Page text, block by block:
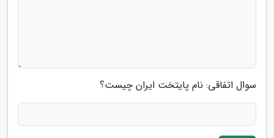
سوال اتفاقی: نام پایتخت ایران چیست؟